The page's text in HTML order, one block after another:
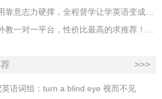
【2026英语怎么学？】不用靠意志力硬撑，全程督学让学英语变成日常习惯
【吐血整理】2026年在线外教一对一平台，性价比最高的求推荐！哪家效果好？
>>>
语词组：turn a blind eye 视而不见